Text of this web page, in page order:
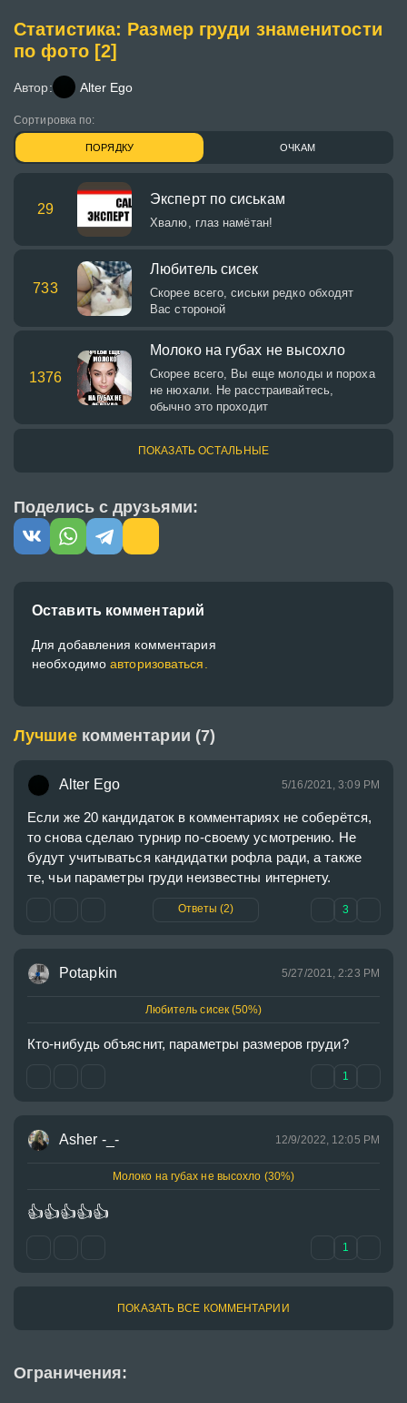
Статистика: Размер груди знаменитости
по фото [2]
Автор: Alter Ego
Сортировка по:
ПОРЯДКУ ОЧКАМ
29
Эксперт по сиськам
Хвалю, глаз намётан!
733
Любитель сисек
Скорее всего, сиськи редко обходят
Вас стороной
1376
Молоко на губах не высохло
Скорее всего, Вы еще молоды и пороха
не нюхали. Не расстраивайтесь,
обычно это проходит
ПОКАЗАТЬ ОСТАЛЬНЫЕ
Поделись с друзьями:
Ограничения:
Оставить комментарий
Для добавления комментария
необходимоавторизоваться.
Лучшие комментарии (7)
Alter Ego 5/16/2021, 3:09 PM
Если же 20 кандидаток в комментариях не соберётся,
то снова сделаю турнир по-своему усмотрению. Не
будут учитываться кандидатки рофла ради, а также
те, чьи параметры груди неизвестны интернету.
Ответы (2) 3
Potapkin 5/27/2021, 2:23 PM
Любитель сисек (50%)
Кто-нибудь объяснит, параметры размеров груди?
1
Asher -_- 12/9/2022, 12:05 PM
Молоко на губах не высохло (30%)
👍👍👍👍👍
1
ПОКАЗАТЬ ВСЕ КОММЕНТАРИИ